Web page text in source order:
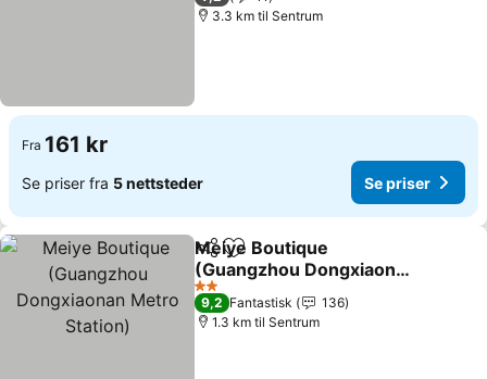
3.3 km til Sentrum
Fra 161 kr
Se priser fra 5 nettsteder Se priser
Del Legg til i favoritter
Meiye Boutique
(Guangzhou Dongxiaonan
Metro Station)
2 Stjerner
9,2 Fantastisk
136
1.3 km til Sentrum